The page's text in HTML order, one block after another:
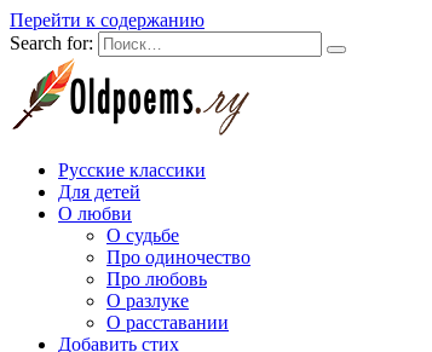
Перейти к содержанию
Search for:
Русские классики
Для детей
О любви
О судьбе
Про одиночество
Про любовь
О разлуке
О расставании
Добавить стих